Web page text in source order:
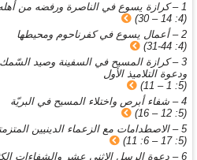
1 – كرازة يسوع في الناصرة ورفضه من أهله
(4: 14 – 30)
2 – أعمال يسوع في كفرناحوم ومحيطها
(4: 31-44)
3 – كرازة المسيح في السفينة وصيد السّمك الكثير
ودعوة التلاميذ الأول
(5: 1 – 11)
4 – شفاء أبرص واختلاء المسيح في البريّة
(5: 12 – 16)
5 – الاصطدامات مع الزعماء الدينيين المتزمتين
(5: 17 – 6: 11)
6 – دعوة الرسل الإثني عشر والشفاءات الكثيرة